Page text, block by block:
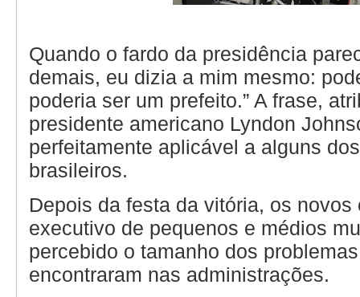
Quando o fardo da presidência
demais, eu dizia a mim mesmo:
poderia ser um prefeito.” A frase,
presidente americano Lyndon
perfeitamente aplicável a alguns
brasileiros.
Depois da festa da vitória, os novos
executivo de pequenos e médios
percebido o tamanho dos
encontraram nas administrações.